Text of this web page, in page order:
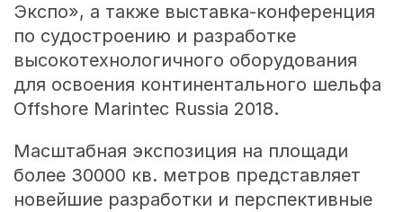
Экспо», а также выставка-конференция
по судостроению и разработке
высокотехнологичного оборудования
для освоения континентального шельфа
Offshore Marintec Russia 2018.
Масштабная экспозиция на площади
более 30000 кв. метров представляет
новейшие разработки и перспективные